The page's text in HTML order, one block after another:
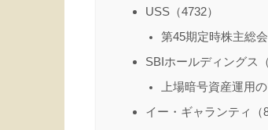
USS（4732）
第45期定時株主総会
SBIホールディングス（
上場暗号資産運用
イー・ギャランティ（